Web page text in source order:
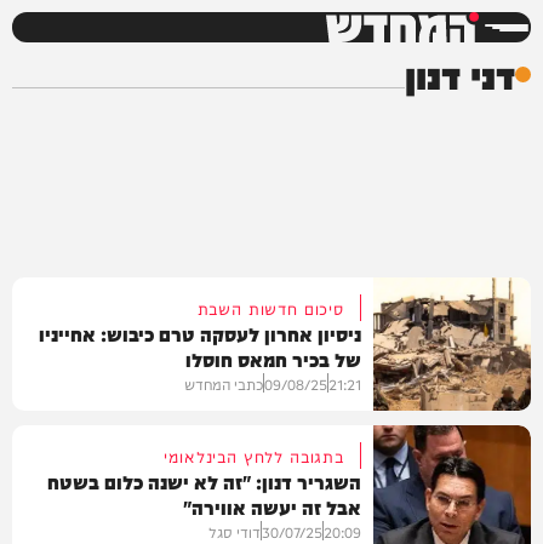
המחדש
דני דנון
חדשות
סיכום חדשות השבת
ניסיון אחרון לעסקה טרם כיבוש: אחייניו
של בכיר חמאס חוסלו
21:21
09/08/25כתבי המחדש
בתגובה ללחץ הבינלאומי
השגריר דנון: "זה לא ישנה כלום בשטח
אבל זה יעשה אווירה"
20:09
30/07/25דודי סגל